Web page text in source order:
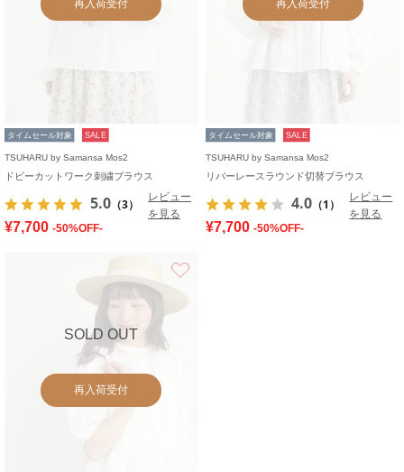
再入荷受付
タイムセール対象 SALE
TSUHARU by Samansa Mos2
ドビーカットワーク刺繍ブラウス
5.0 （3）
レビュー
を見る
¥7,700 -50%OFF-
再入荷受付
タイムセール対象 SALE
TSUHARU by Samansa Mos2
リバーレースラウンド切替ブラウス
4.0 （1）
レビュー
を見る
¥7,700 -50%OFF-
SOLD OUT
再入荷受付